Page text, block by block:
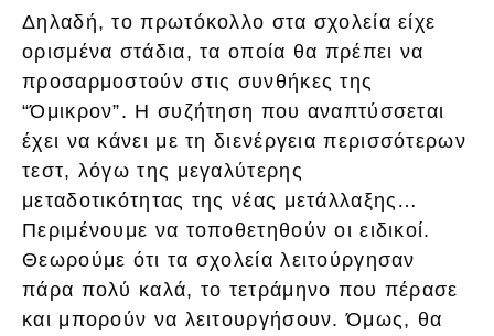
Δηλαδή, το πρωτόκολλο στα σχολεία είχε
ορισμένα στάδια, τα οποία θα πρέπει να
προσαρμοστούν στις συνθήκες της
“Όμικρον”. Η συζήτηση που αναπτύσσεται
έχει να κάνει με τη διενέργεια περισσότερων
τεστ, λόγω της μεγαλύτερης
μεταδοτικότητας της νέας μετάλλαξης…
Περιμένουμε να τοποθετηθούν οι ειδικοί.
Θεωρούμε ότι τα σχολεία λειτούργησαν
πάρα πολύ καλά, το τετράμηνο που πέρασε
και μπορούν να λειτουργήσουν. Όμως, θα